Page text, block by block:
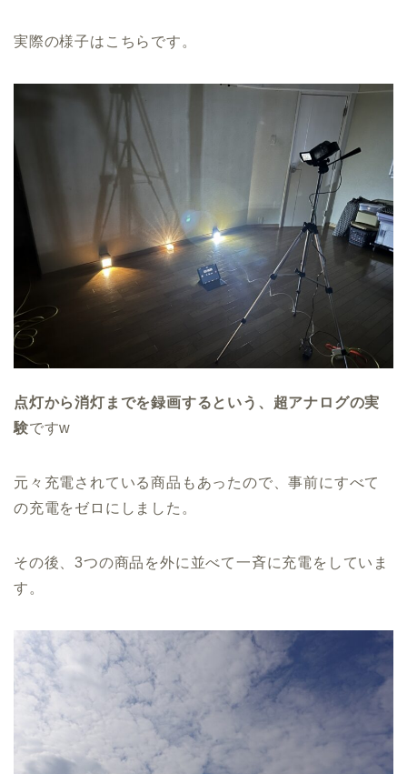
実際の様子はこちらです。
点灯から消灯までを録画するという、超アナログの実
験ですw
元々充電されている商品もあったので、事前にすべて
の充電をゼロにしました。
その後、3つの商品を外に並べて一斉に充電をしていま
す。